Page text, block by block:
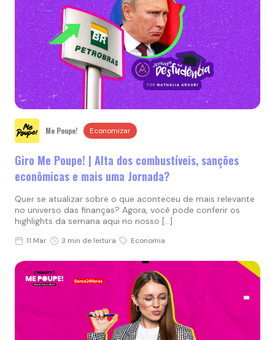
Me Poupe! Economizar
Giro Me Poupe! | Alta dos combustíveis, sanções
econômicas e mais uma Jornada?
Quer se atualizar sobre o que aconteceu de mais relevante
no universo das finanças? Agora, você pode conferir os
highlights da semana aqui no nosso […]
11 Mar 3 min de leitura Economia